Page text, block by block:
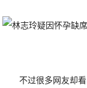
不过很多网友却